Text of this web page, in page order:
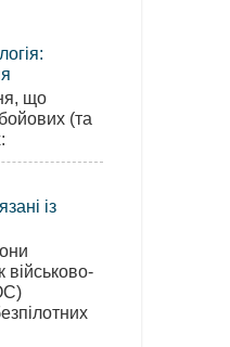
що
(та
із
військово-